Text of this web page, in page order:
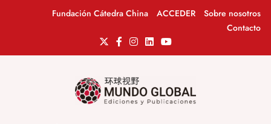
Fundación Cátedra China ACCEDER
Sobre nosotros
Contacto